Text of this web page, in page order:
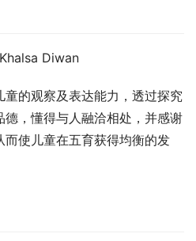
Diwan
的观察及表达能力，透过探究
，懂得与人融洽相处，并感谢
使儿童在五育获得均衡的发